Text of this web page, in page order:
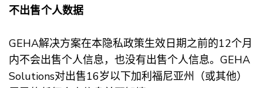
不出售个人数据
GEHA解决方案在本隐私政策生效日期之前的12个月
内不会出售个人信息，也没有出售个人信息。GEHA
Solutions对出售16岁以下加利福尼亚州（或其他）